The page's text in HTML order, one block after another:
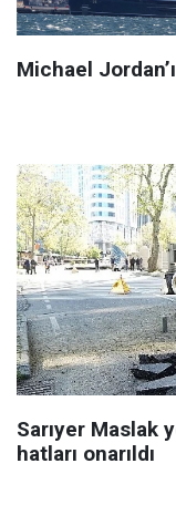
Michael
Sarıyer Maslak
hatları onarıldı